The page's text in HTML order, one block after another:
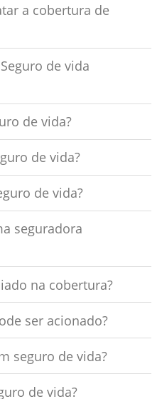
a cobertura de
de vida
de vida?
de vida?
de vida?
seguradora
na cobertura?
ser acionado?
seguro de vida?
de vida?